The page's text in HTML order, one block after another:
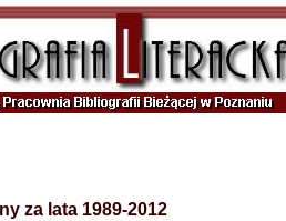
za lata 1989-2012